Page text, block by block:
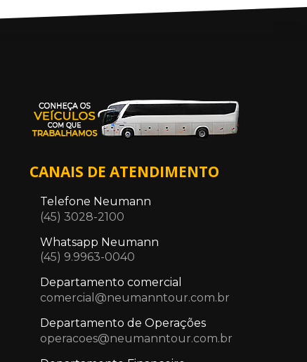
CANAIS DE ATENDIMENTO
Telefone Neumann
(45) 3028-2100
Whatsapp Neumann
(45) 9.9963-0040
Departamento comercial
comercial@neumanntour.com.br
Departamento de Operações
operacoes@neumanntour.com.br